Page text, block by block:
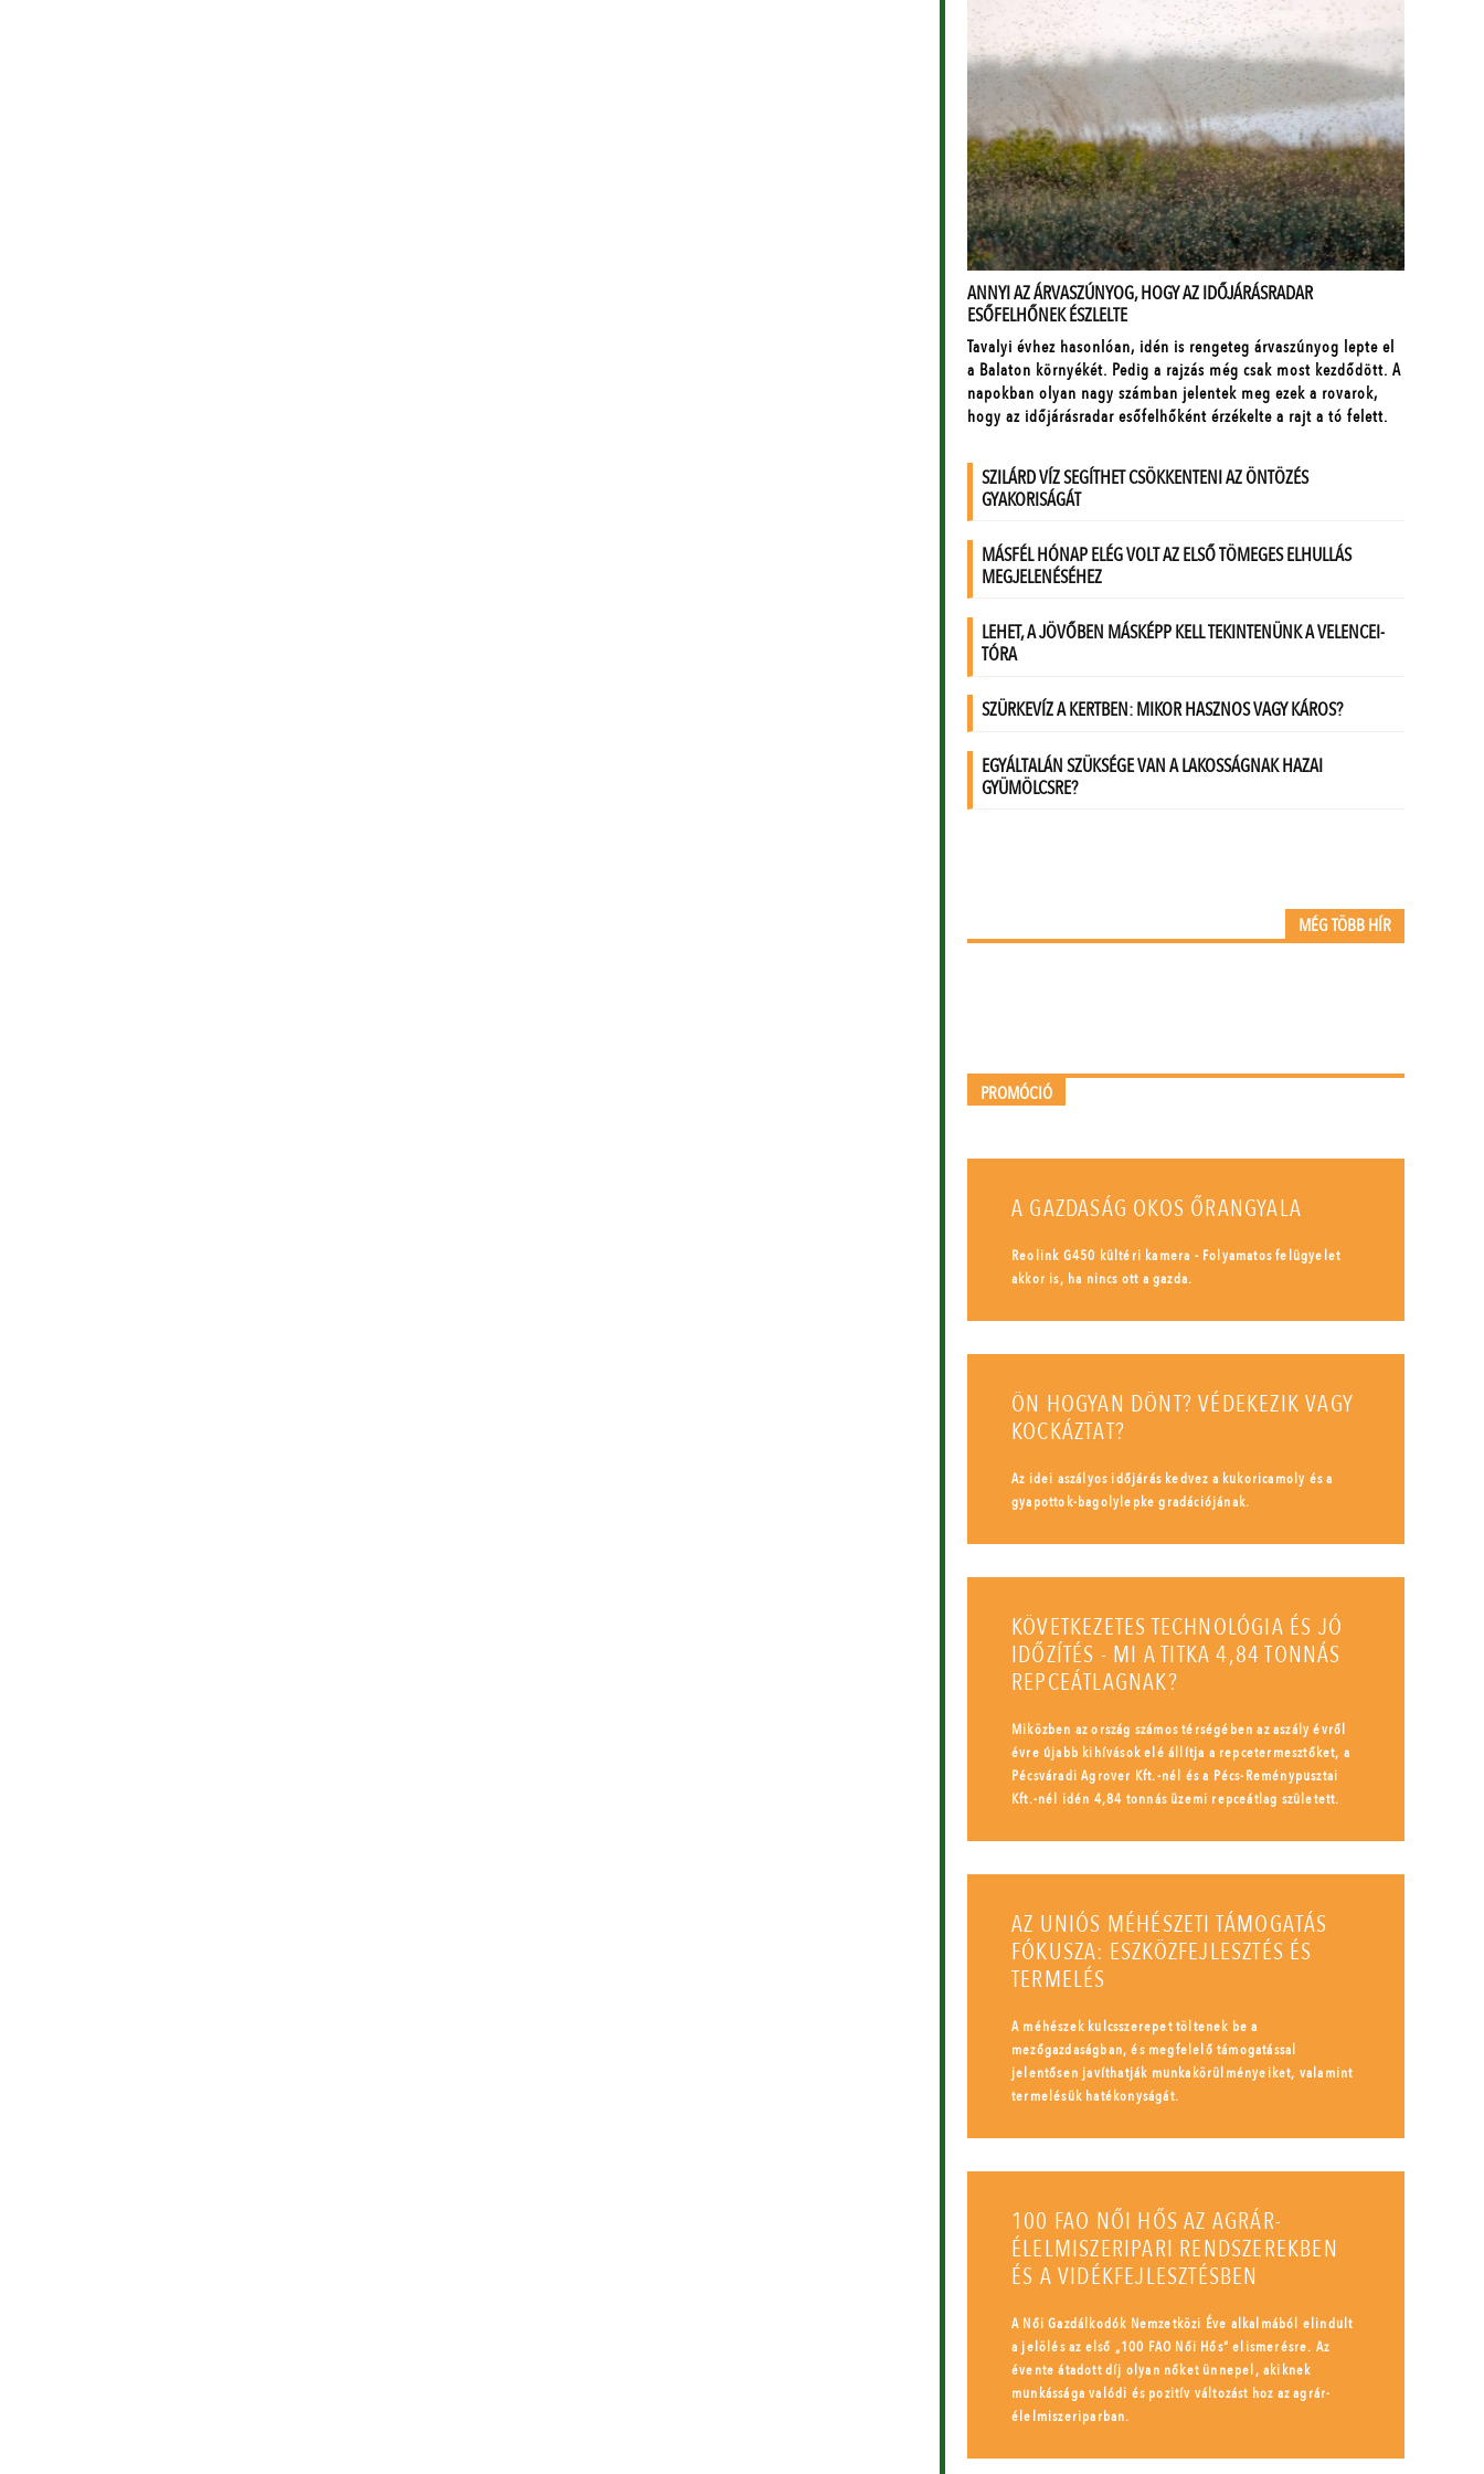
MÉG TÖBB HÍR
PROMÓCIÓ
A GAZDASÁG OKOS ŐRANGYALA
Reolink G450 kültéri kamera - Folyamatos felügyelet
akkor is, ha nincs ott a gazda.
ÖN HOGYAN DÖNT? VÉDEKEZIK VAGY
KOCKÁZTAT?
Az idei aszályos időjárás kedvez a kukoricamoly és a
gyapottok-bagolylepke gradációjának.
KÖVETKEZETES TECHNOLÓGIA ÉS JÓ
IDŐZÍTÉS - MI A TITKA 4,84 TONNÁS
REPCEÁTLAGNAK?
Miközben az ország számos térségében az aszály évről
évre újabb kihívások elé állítja a repcetermesztőket, a
Pécsváradi Agrover Kft.-nél és a Pécs-Reménypusztai
Kft.-nél idén 4,84 tonnás üzemi repceátlag született.
AZ UNIÓS MÉHÉSZETI TÁMOGATÁS
FÓKUSZA: ESZKÖZFEJLESZTÉS ÉS
TERMELÉS
A méhészek kulcsszerepet töltenek be a
mezőgazdaságban, és megfelelő támogatással
jelentősen javíthatják munkakörülményeiket, valamint
termelésük hatékonyságát.
100 FAO NŐI HŐS AZ AGRÁR-
ÉLELMISZERIPARI RENDSZEREKBEN
ÉS A VIDÉKFEJLESZTÉSBEN
A Női Gazdálkodók Nemzetközi Éve alkalmából elindult
a jelölés az első „100 FAO Női Hős” elismerésre. Az
évente átadott díj olyan nőket ünnepel, akiknek
munkássága valódi és pozitív változást hoz az agrár-
élelmiszeriparban.